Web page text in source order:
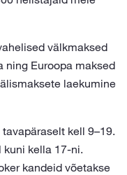
välkmaksed
ning Euroopa maksed
laekumine
kell 9–19.
kuni kella 17-ni.
kandeid võetakse